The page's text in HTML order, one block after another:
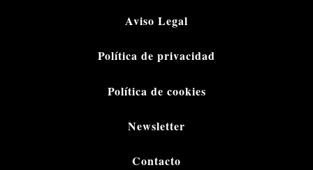
Aviso Legal
Política de privacidad
Política de cookies
Newsletter
Contacto